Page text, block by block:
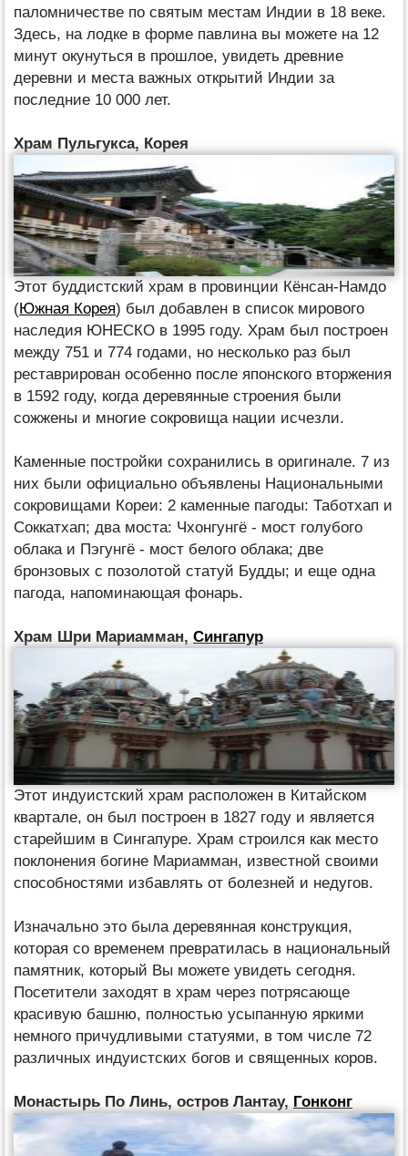
паломничестве по святым местам Индии в 18 веке.
Здесь, на лодке в форме павлина вы можете на 12
минут окунуться в прошлое, увидеть древние
деревни и места важных открытий Индии за
последние 10 000 лет.
Храм Пульгукса, Корея
Этот буддистский храм в провинции Кёнсан-Намдо
(Южная Корея) был добавлен в список мирового
наследия ЮНЕСКО в 1995 году. Храм был построен
между 751 и 774 годами, но несколько раз был
реставрирован особенно после японского вторжения
в 1592 году, когда деревянные строения были
сожжены и многие сокровища нации исчезли.
Каменные постройки сохранились в оригинале. 7 из
них были официально объявлены Национальными
сокровищами Кореи: 2 каменные пагоды: Таботхап и
Соккатхап; два моста: Чхонгунгё - мост голубого
облака и Пэгунгё - мост белого облака; две
бронзовых с позолотой статуй Будды; и еще одна
пагода, напоминающая фонарь.
Храм Шри Мариамман, Сингапур
Этот индуистский храм расположен в Китайском
квартале, он был построен в 1827 году и является
старейшим в Сингапуре. Храм строился как место
поклонения богине Мариамман, известной своими
способностями избавлять от болезней и недугов.
Изначально это была деревянная конструкция,
которая со временем превратилась в национальный
памятник, который Вы можете увидеть сегодня.
Посетители заходят в храм через потрясающе
красивую башню, полностью усыпанную яркими
немного причудливыми статуями, в том числе 72
различных индуистских богов и священных коров.
Монастырь По Линь, остров Лантау, Гонконг